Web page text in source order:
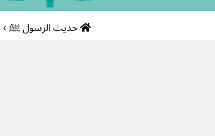
حديث الرسول ﷺ ›